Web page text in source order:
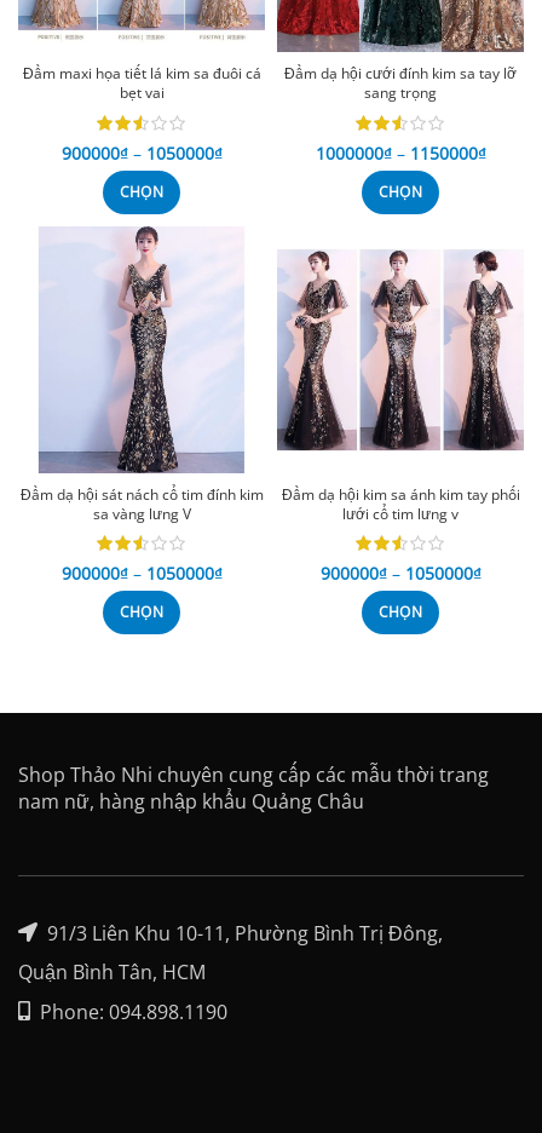
Đầm maxi họa tiết lá kim sa đuôi cá
bẹt vai
900000₫ – 1050000₫
CHỌN
Đầm dạ hội cưới đính kim sa tay lỡ
sang trọng
1000000₫ – 1150000₫
CHỌN
Đầm dạ hội sát nách cổ tim đính kim
sa vàng lưng V
900000₫ – 1050000₫
CHỌN
Đầm dạ hội kim sa ánh kim tay phối
lưới cổ tim lưng v
900000₫ – 1050000₫
CHỌN
Shop Thảo Nhi chuyên cung cấp các mẫu thời trang
nam nữ, hàng nhập khẩu Quảng Châu
91/3 Liên Khu 10-11, Phường Bình Trị Đông,
Quận Bình Tân, HCM
Phone: 094.898.1190